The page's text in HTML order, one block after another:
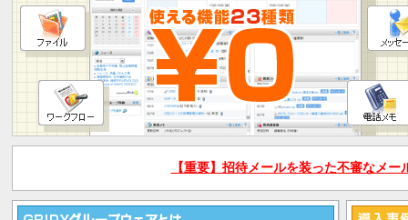
【重要】招待メールを装った不審なメー